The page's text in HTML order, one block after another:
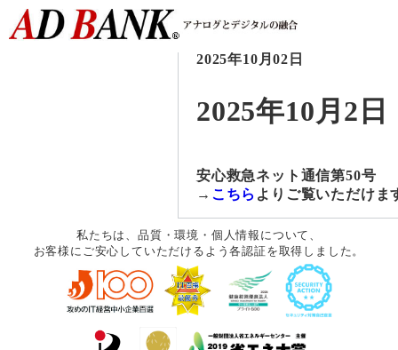
2025年10月02日
2025年10月2日
安心救急ネット通信第50号
→ こちら よりご覧いただけま
私たちは、品質・環境・個人情報について、
お客様にご安心していただけるよう各認証を取得しました。